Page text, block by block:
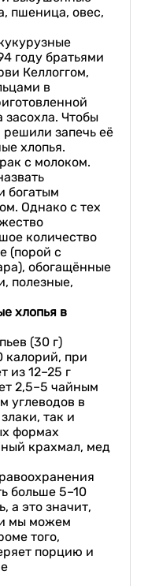
пшеница, овес,
году братьями
Келлоггом,
в
Чтобы
решили запечь её
хлопья.
с молоком.
богатым
Однако с тех
количество
(порой с
обогащённые
полезные,
хлопья в
(30 г)
калорий, при
из 12–25 г
2,5–5 чайным
углеводов в
так и
формах
крахмал, мед
больше 5–10
а это значит,
мы можем
того,
порцию и